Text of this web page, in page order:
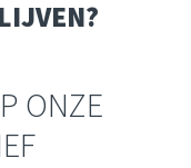
ONZE